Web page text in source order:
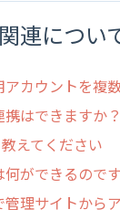
連につい
カウントを複
はできますか？
えてください
ができるので
理サイトから